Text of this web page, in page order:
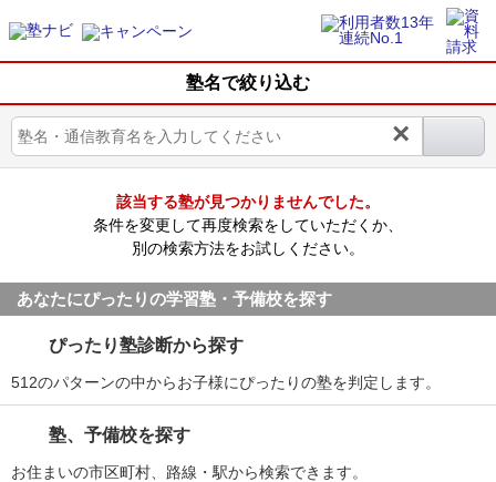
塾名で絞り込む
×
該当する塾が見つかりませんでした。
条件を変更して再度検索をしていただくか、
別の検索方法をお試しください。
あなたにぴったりの学習塾・予備校を探す
ぴったり塾診断から探す
512のパターンの中からお子様にぴったりの塾を判定します。
塾、予備校を探す
お住まいの市区町村、路線・駅から検索できます。